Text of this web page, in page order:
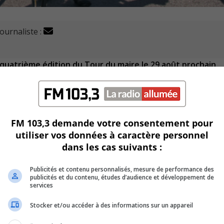
:
édition du Tour du maire le 29 août prochain.
édition du Tour du maire, le 29 août prochain.
les niveaux, est gratuit pour les participants.
août à midi jusqu’au 26 août à 18h.
débutants à 9h30, intermédiaires à 10h et 10h30, les
nombre de résidents, un de 27 km et l’autre de 7 km.
FM 103,3 demande votre consentement pour
utiliser vos données à caractère personnel
dans les cas suivants :
Publicités et contenu personnalisés, mesure de performance des
publicités et du contenu, études d’audience et développement de
services
Stocker et/ou accéder à des informations sur un appareil